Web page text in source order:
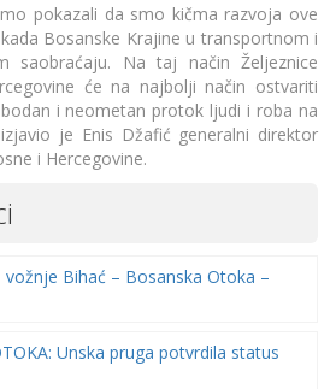
pokazali da smo kičma razvoja ove
Bosanske Krajine u transportnom i
saobraćaju. Na taj način Željeznice
će na najbolji način ostvariti
i neometan protok ljudi i roba na
je Enis Džafić generalni direktor
i Hercegovine.
Bihać – Bosanska Otoka –
Unska pruga potvrdila status